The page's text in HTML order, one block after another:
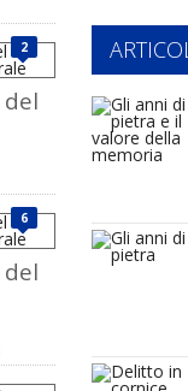
2
6